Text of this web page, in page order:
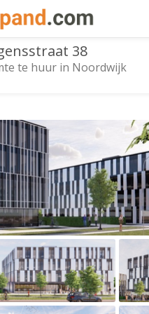
38
te huur in Noordwijk